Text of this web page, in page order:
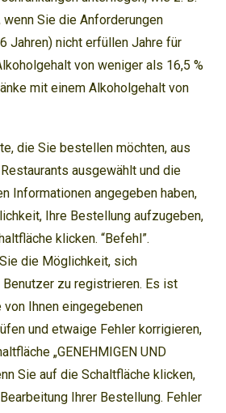
Sie die Anforderungen
Jahren) nicht erfüllen Jahre für
von weniger als 16,5 %
mit einem Alkoholgehalt von
die Sie bestellen möchten, aus
ausgewählt und die
Informationen angegeben haben,
Ihre Bestellung aufzugeben,
klicken. “Befehl”.
die Möglichkeit, sich
zu registrieren. Es ist
Ihnen eingegebenen
und etwaige Fehler korrigieren,
„GENEHMIGEN UND
Sie auf die Schaltfläche klicken,
Ihrer Bestellung. Fehler